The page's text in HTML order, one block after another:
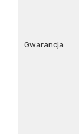
Gwarancja